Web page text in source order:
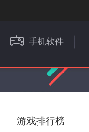
手机软件
游戏排行榜